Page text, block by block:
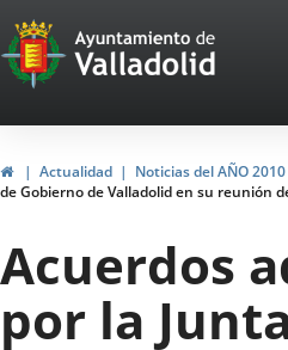
Portal
Web
del
Ayuntamiento
de
Valladolid
InicioActualidad Noticias del AÑO 2010
de Gobierno de Valladolid en su reunión
Acuerdos
por la